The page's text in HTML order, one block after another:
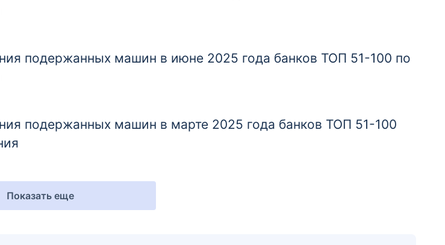
Океанский просп., д. 98
Офис на просп. Восточный
подержанных машин в июне 2025 года банков ТОП 51-100 по
подержанных машин в марте 2025 года банков ТОП 51-100
Показать еще